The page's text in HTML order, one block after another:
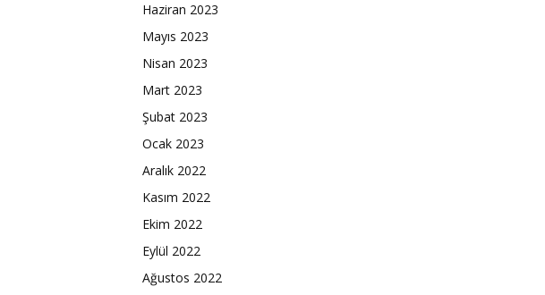
Haziran 2023
Mayıs 2023
Nisan 2023
Mart 2023
Şubat 2023
Ocak 2023
Aralık 2022
Kasım 2022
Ekim 2022
Eylül 2022
Ağustos 2022